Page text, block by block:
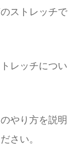
ストレッチで
レッチについ
やり方を説明
さい。